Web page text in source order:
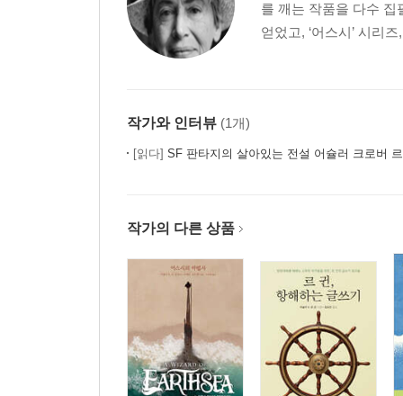
를 깨는 작품을 다수 집
얻었고, ‘어스시’ 시리
작가와 인터뷰 (1개)
[읽다] SF 판타지의 살아있는 전설 어슐러 크로버 르귄을 만
작가의 다른 상품